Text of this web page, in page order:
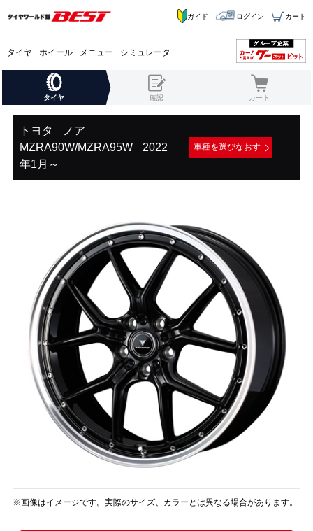
タイヤ ホイール メニュー シミュレータ
ガイド ログイン カート
タイヤ 確認 カート
トヨタ
ノア
MZRA90W/MZRA95W
2022
年1月～
車種を選びなおす
※画像はイメージです。実際のサイズ、カラーとは異なる場合があります。